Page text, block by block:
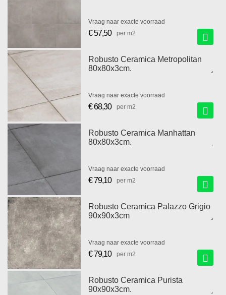
Vraag naar exacte voorraad
€ 57,50 per m2
Robusto Ceramica Metropolitan
80x80x3cm.
Vraag naar exacte voorraad
€ 68,30 per m2
Robusto Ceramica Manhattan
80x80x3cm.
Vraag naar exacte voorraad
€ 79,10 per m2
Robusto Ceramica Palazzo Grigio
90x90x3cm
Vraag naar exacte voorraad
€ 79,10 per m2
Robusto Ceramica Purista
90x90x3cm.